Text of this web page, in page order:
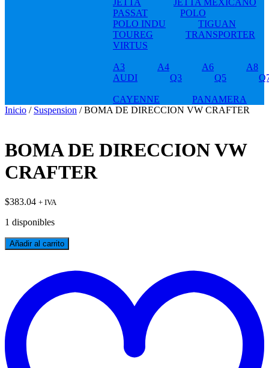
JETTA
JETTA MEXICANO
PASSAT
POLO
POLO INDU
TIGUAN
TOUREG
TRANSPORTER
VIRTUS
A3 A4 A6
A8
AUDI
Q3 Q5
CAYENNE
PANAMERA
Inicio / Suspension / BOMA DE DIRECCION VW CRAFTER
BOMA DE DIRECCION VW
CRAFTER
$383.04 + IVA
1 disponibles
BOMA
DE
CRAFTER
cantidad
Añadir al carrito